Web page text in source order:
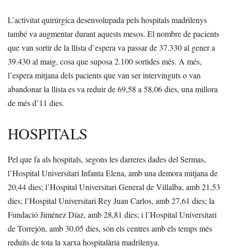
L’activitat quirúrgica desenvolupada pels hospitals madrilenys
també va augmentar durant aquests mesos. El nombre de pacients
que van sortir de la llista d’espera va passar de 37.330 al gener a
39.430 al maig, cosa que suposa 2.100 sortides més. A més,
l’espera mitjana dels pacients que van ser intervinguts o van
abandonar la llista es va reduir de 69,58 a 58,06 dies, una millora
de més d’11 dies.
HOSPITALS
Pel que fa als hospitals, segons les darreres dades del Sermas,
l’Hospital Universitari Infanta Elena, amb una demora mitjana de
20,44 dies; l’Hospital Universitari General de Villalba, amb 21,53
dies; l’Hospital Universitari Rey Juan Carlos, amb 27,61 dies; la
Fundació Jiménez Díaz, amb 28,81 dies; i l’Hospital Universitari
de Torrejón, amb 30,05 dies, són els centres amb els temps més
reduïts de tota la xarxa hospitalària madrilenya.